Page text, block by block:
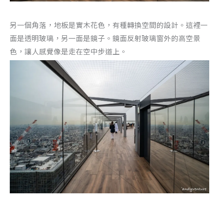
另一個角落，地板是實木花色，有種轉換空間的設計。這裡一
面是透明玻璃，另一面是鏡子。鏡面反射玻璃窗外的高空景
色，讓人感覺像是走在空中步道上。